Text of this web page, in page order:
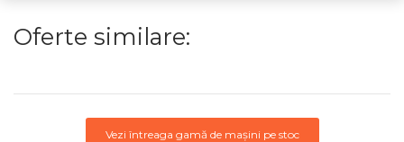
Oferte similare:
Vezi întreaga gamă de mașini pe stoc